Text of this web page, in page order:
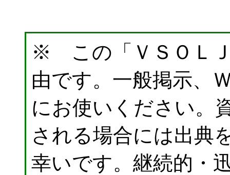
※ この「ＶＳＯＬ
由です。一般掲示、
にお使いください。
される場合には出典
幸いです。継続的・